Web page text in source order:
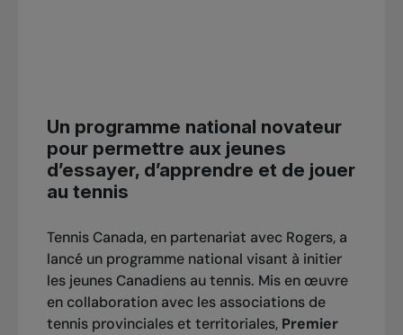
Un programme national novateur
pour permettre aux jeunes
d’essayer, d’apprendre et de jouer
au tennis
Tennis Canada, en partenariat avec Rogers, a
lancé un programme national visant à initier
les jeunes Canadiens au tennis. Mis en œuvre
en collaboration avec les associations de
tennis provinciales et territoriales, Premier